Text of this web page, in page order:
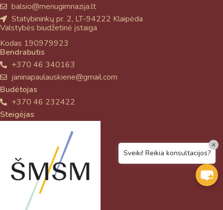
balsio@menugimnazija.lt
Statybininkų pr. 2, LT-94222 Klaipėda
Valstybės biudžetinė įstaiga
Kodas 190979923
Bendrabutis
+370 46 340163
janinapaulauskiene@gmail.com
Budėtojas
+370 46 232422
Steigėjas
Sveiki! Reikia konsultacijos?
×